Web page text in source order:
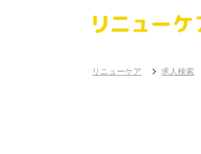
リニューケア 求人検索